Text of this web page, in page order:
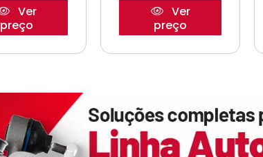
Ver
preço
Ver
preço